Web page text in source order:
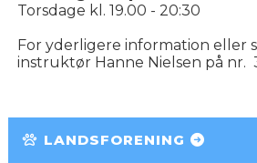
Torsdage kl. 19.00 - 20:30
For yderligere information eller
instruktør Hanne Nielsen på nr.
LANDSFORENING